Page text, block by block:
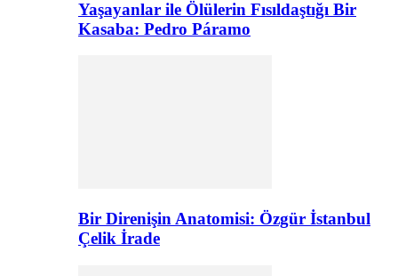
Yaşayanlar ile Ölülerin Fısıldaştığı Bir
Kasaba: Pedro Páramo
Bir Direnişin Anatomisi: Özgür İstanbul
Çelik İrade